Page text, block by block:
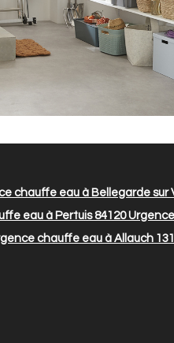
chauffe eau à Bellegarde sur
eau à Pertuis 84120
chauffe eau à Allauch